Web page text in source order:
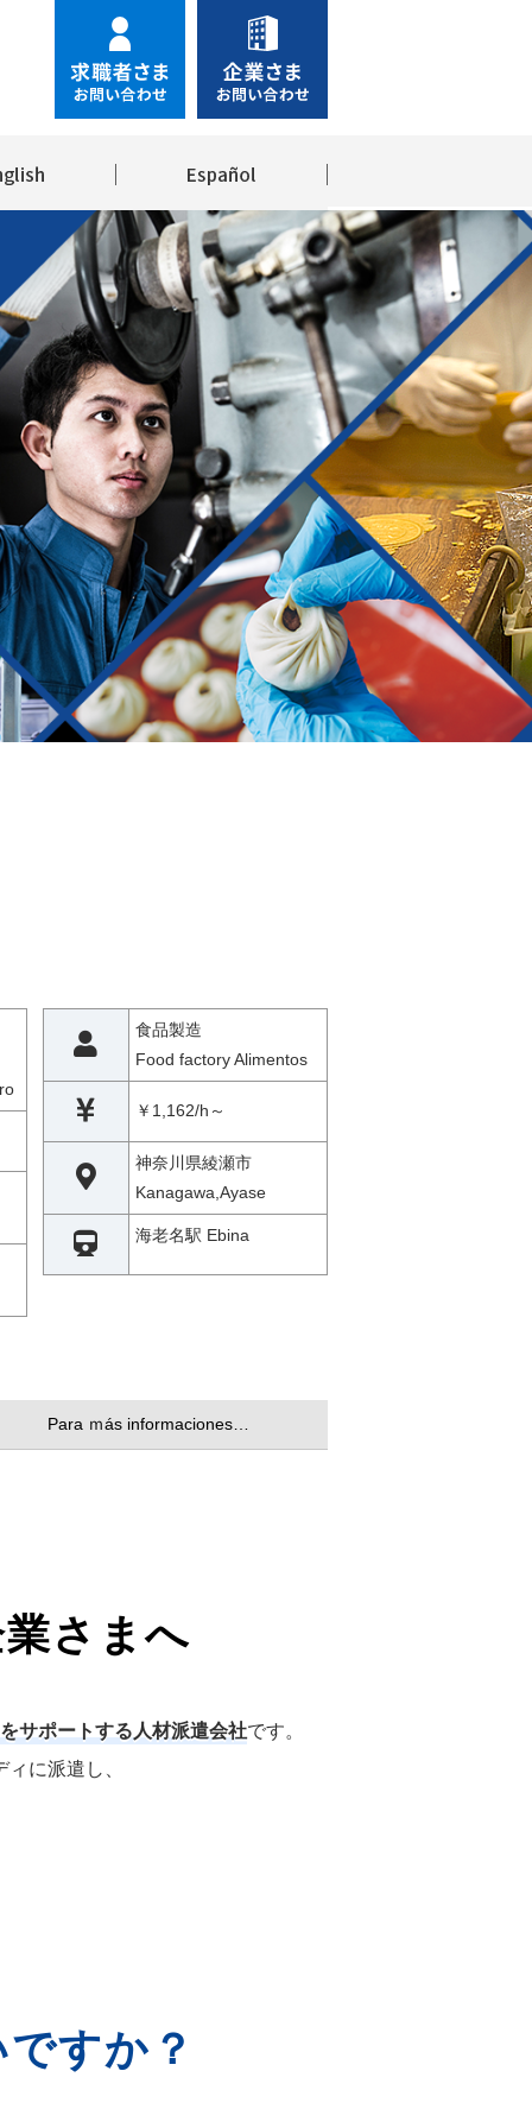
食品製造
Food factory Alimentos
￥1,162/h～
神奈川県綾瀬市
Kanagawa,Ayase
海老名駅 Ebina
Para ｍás informaciones…
さまへ
サポートする人材派遣会社です。
に派遣し、
すか？